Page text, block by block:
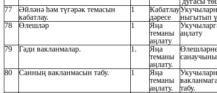
77
Әйләнә һәм түгәрәк темасын
кабатлау.
1
Кабатлау
дәресе
ныгытып
78
Өлешләр 1
Яңа
теманы
аңлату
аңлату
79
Гади вакланмалар. 1.
Яңа
теманы
аңлату.
80
Санның вакланмасын табу. 1
Яңа
теманы
аңлату.
табу.